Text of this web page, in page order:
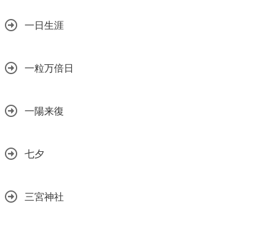
一日生涯
一粒万倍日
一陽来復
七夕
三宮神社